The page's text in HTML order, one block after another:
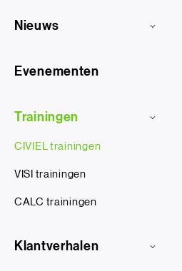
Nieuws
Evenementen
Trainingen
CIVIEL trainingen
VISI trainingen
CALC trainingen
Klantverhalen